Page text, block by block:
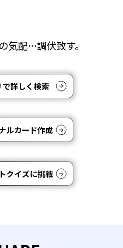
気配…調伏致す。
で詳しく検索
ルカード作成
クイズに挑戦